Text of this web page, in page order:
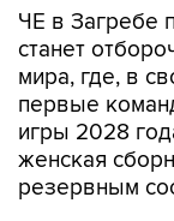
ЧЕ в Загребе
станет
мира, где, в
первые
игры 2028
женская
резервным